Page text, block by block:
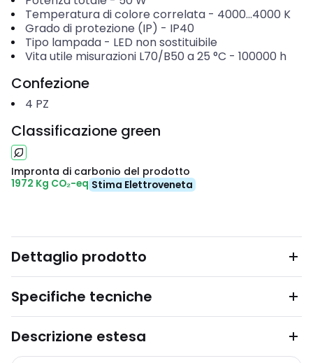
Temperatura di colore correlata- 4000...4000 K
Grado di protezione (IP) - IP40
Tipo lampada- LED non sostituibile
Vita utile misurazioni L70/B50 a 25 °C - 100000 h
Confezione
4 PZ
Classificazione green
Impronta di carbonio del prodotto
1972 Kg CO₂-eq Stima Elettroveneta
Dettaglio prodotto
Specifiche tecniche
Descrizione estesa